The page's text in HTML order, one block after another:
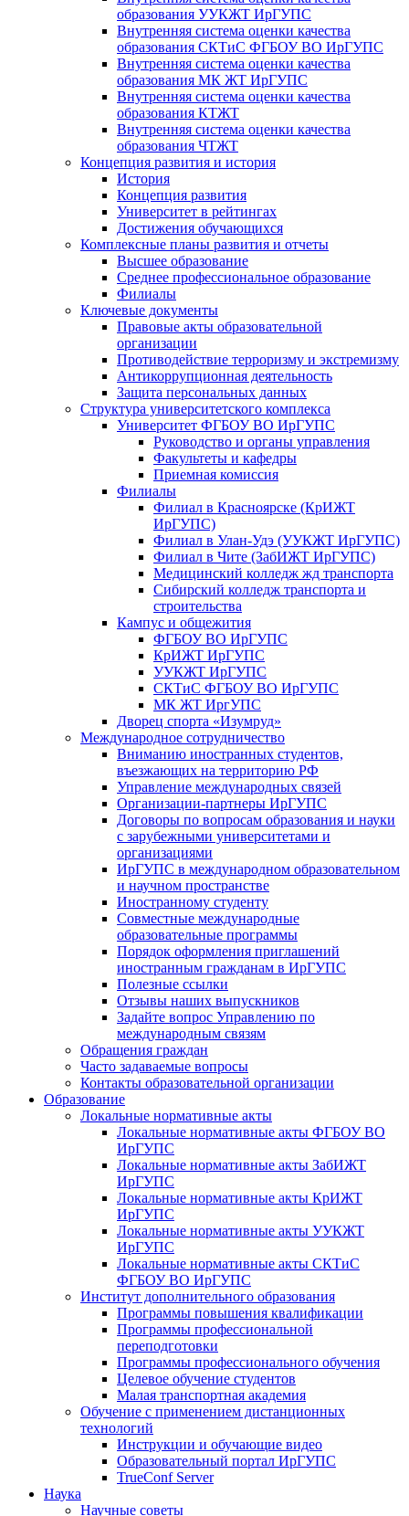
образования УУКЖТ ИрГУПС
Внутренняя система оценки качества
образования СКТиС ФГБОУ ВО ИрГУПС
Внутренняя система оценки качества
образования МК ЖТ ИрГУПС
Внутренняя система оценки качества
образования КТЖТ
Внутренняя система оценки качества
образования ЧТЖТ
Концепция развития и история
История
Концепция развития
Университет в рейтингах
Достижения обучающихся
Комплексные планы развития и отчеты
Высшее образование
Среднее профессиональное образование
Филиалы
Ключевые документы
Правовые акты образовательной
организации
Противодействие терроризму и экстремизму
Антикоррупционная деятельность
Защита персональных данных
Структура университетского комплекса
Университет ФГБОУ ВО ИрГУПС
Руководство и органы управления
Факультеты и кафедры
Приемная комиссия
Филиалы
Филиал в Красноярске (КрИЖТ
ИрГУПС)
Филиал в Улан-Удэ (УУКЖТ ИрГУПС)
Филиал в Чите (ЗабИЖТ ИрГУПС)
Медицинский колледж жд транспорта
Сибирский колледж транспорта и
строительства
Кампус и общежития
ФГБОУ ВО ИрГУПС
КрИЖТ ИрГУПС
УУКЖТ ИрГУПС
СКТиС ФГБОУ ВО ИрГУПС
МК ЖТ ИргУПС
Дворец спорта «Изумруд»
Международное сотрудничество
Вниманию иностранных студентов,
въезжающих на территорию РФ
Управление международных связей
Организации-партнеры ИрГУПС
Договоры по вопросам образования и науки
с зарубежными университетами и
организациями
ИрГУПС в международном образовательном
и научном пространстве
Иностранному студенту
Совместные международные
образовательные программы
Порядок оформления приглашений
иностранным гражданам в ИрГУПС
Полезные ссылки
Отзывы наших выпускников
Задайте вопрос Управлению по
международным связям
Обращения граждан
Часто задаваемые вопросы
Контакты образовательной организации
Образование
Локальные нормативные акты
Локальные нормативные акты ФГБОУ ВО
ИрГУПС
Локальные нормативные акты ЗабИЖТ
ИрГУПС
Локальные нормативные акты КрИЖТ
ИрГУПС
Локальные нормативные акты УУКЖТ
ИрГУПС
Локальные нормативные акты СКТиС
ФГБОУ ВО ИрГУПС
Институт дополнительного образования
Программы повышения квалификации
Программы профессиональной
переподготовки
Программы профессионального обучения
Целевое обучение студентов
Малая транспортная академия
Обучение с применением дистанционных
технологий
Инструкции и обучающие видео
Образовательный портал ИрГУПС
TrueConf Server
Наука
Научные советы